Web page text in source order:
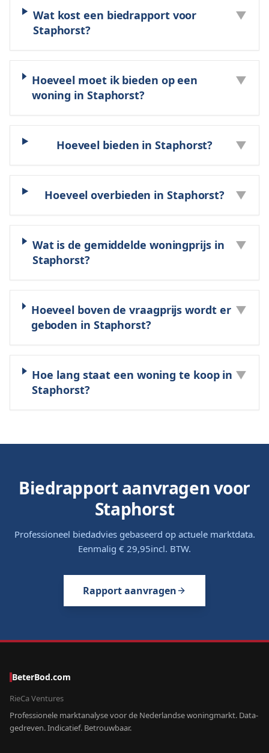
Wat kost een biedrapport voor
Staphorst?
▼
Hoeveel moet ik bieden op een
woning in Staphorst?
▼
Hoeveel bieden in Staphorst? ▼
Hoeveel overbieden in Staphorst? ▼
Wat is de gemiddelde woningprijs in
Staphorst?
▼
Hoeveel boven de vraagprijs wordt er
geboden in Staphorst?
▼
Hoe lang staat een woning te koop in
Staphorst?
▼
Biedrapport aanvragen voor
Staphorst
Professioneel biedadvies gebaseerd op actuele marktdata.
Eenmalig € 29,95incl. BTW.
Rapport aanvragen
BeterBod.com
RieCa Ventures
Professionele marktanalyse voor de Nederlandse woningmarkt. Data-
gedreven. Indicatief. Betrouwbaar.